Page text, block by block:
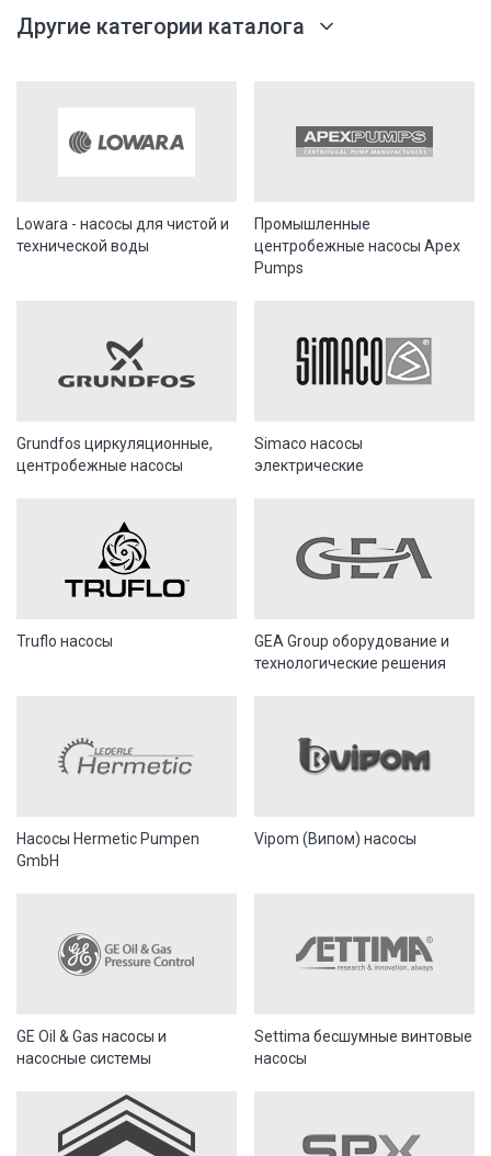
Другие категории каталога
Lowara - насосы для чистой и
технической воды
Промышленные
центробежные насосы Apex
Pumps
Grundfos циркуляционные,
центробежные насосы
Simaco насосы
электрические
Truflo насосы
GEA Group оборудование и
технологические решения
Насосы Hermetic Pumpen
GmbH
Vipom (Випом) насосы
GE Oil & Gas насосы и
насосные системы
Settima бесшумные винтовые
насосы